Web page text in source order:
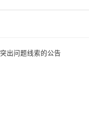
出问题线索的公告